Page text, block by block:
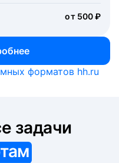
от 500 ₽
форматов hh.ru